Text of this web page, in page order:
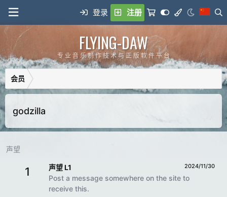
登录 注册
FLYING-DAW
专 业 音 乐 制 作 技 术 与 正 版 软 件 平 台
会员
godzilla
声望
1 2024/11/30
声望 L1
Post a message somewhere on the site to
receive this.